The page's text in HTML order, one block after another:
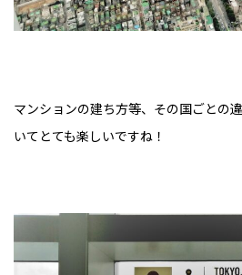
マンションの建ち方等、その国ごとの
いてとても楽しいですね！